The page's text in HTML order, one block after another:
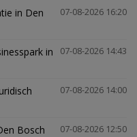
07-08-2026 16:20
in Den
07-08-2026 14:43
in
07-08-2026 14:00
07-08-2026 12:50
Bosch